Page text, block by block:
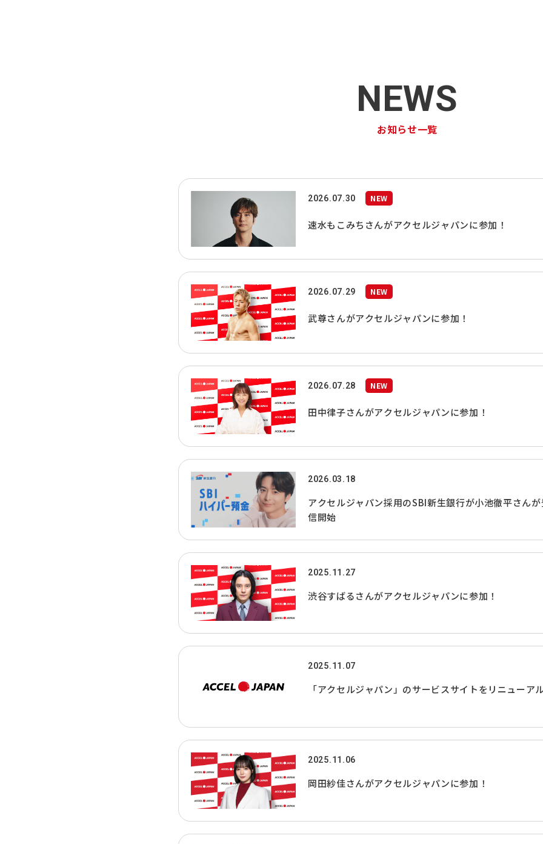
NEWS
お知らせ一覧
2026.07.30 NEW
速水もこみちさんがアクセルジャパンに参加！
2026.07.29 NEW
武尊さんがアクセルジャパンに参加！
2026.07.28 NEW
田中律子さんがアクセルジャパンに参加！
2026.03.18
アクセルジャパン採⽤のSBI新⽣銀⾏が⼩池徹平さん
信開始
2025.11.27
渋谷すばるさんがアクセルジャパンに参加！
2025.11.07
「アクセルジャパン」のサービスサイトをリニューア
2025.11.06
岡田紗佳さんがアクセルジャパンに参加！